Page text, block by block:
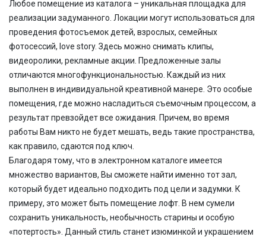
Любое помещение из каталога – уникальная площадка для
реализации задуманного. Локации могут использоваться для
проведения фотосъемок детей, взрослых, семейных
фотосессий, love story. Здесь можно снимать клипы,
видеоролики, рекламные акции. Предложенные залы
отличаются многофункциональностью. Каждый из них
выполнен в индивидуальной креативной манере. Это особые
помещения, где можно насладиться съемочным процессом, а
результат превзойдет все ожидания. Причем, во время
работы Вам никто не будет мешать, ведь такие пространства,
как правило, сдаются под ключ.
Благодаря тому, что в электронном каталоге имеется
множество вариантов, Вы сможете найти именно тот зал,
который будет идеально подходить под цели и задумки. К
примеру, это может быть помещение лофт. В нем сумели
сохранить уникальность, необычность старины и особую
«потертость». Данный стиль станет изюминкой и украшением